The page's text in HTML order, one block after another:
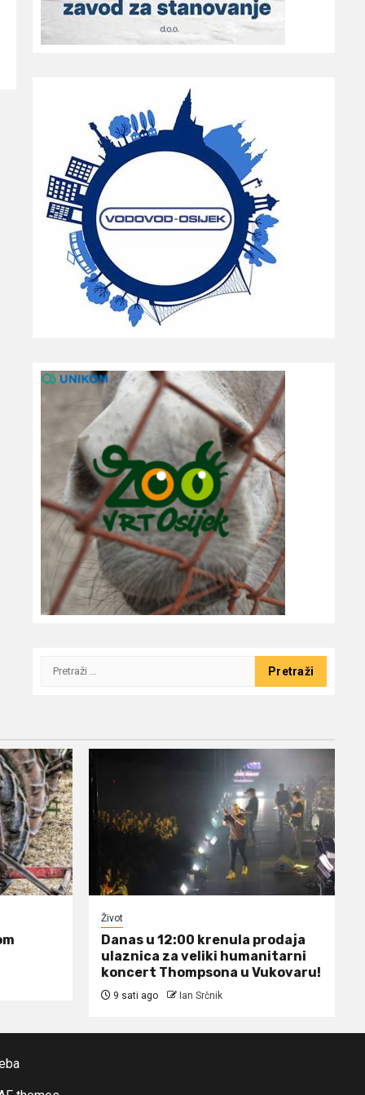
Pretraži:
Život
Danas u 12:00 krenula prodaja
ulaznica za veliki humanitarni
koncert Thompsona u Vukovaru!
9 sati ago Ian Srčnik